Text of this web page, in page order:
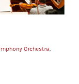
Orchestra